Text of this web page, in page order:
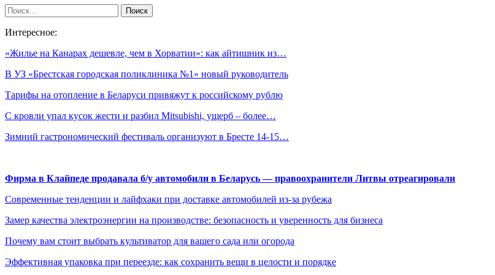
Интересное:
«Жилье на Канарах дешевле, чем в Хорватии»: как айтишник из…
В УЗ «Брестская городская поликлиника №1» новый руководитель
Тарифы на отопление в Беларуси привяжут к российскому рублю
С кровли упал кусок жести и разбил Mitsubishi, ущерб – более…
Зимний гастрономический фестиваль организуют в Бресте 14-15…
Фирма в Клайпеде продавала б/у автомобили в Беларусь — правоохранители Литвы отреагировали
Современные тенденции и лайфхаки при доставке автомобилей из-за рубежа
Замер качества электроэнергии на производстве: безопасность и уверенность для бизнеса
Почему вам стоит выбрать культиватор для вашего сада или огорода
Эффективная упаковка при переезде: как сохранить вещи в целости и порядке